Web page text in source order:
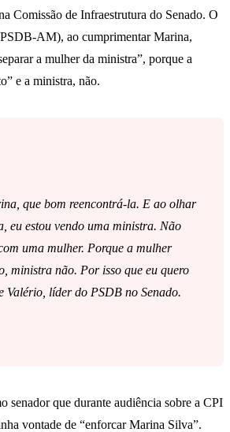
Comissão de Infraestrutura do Senado. O
AM), ao cumprimentar Marina,
a mulher da ministra”, porque a
e a ministra, não.
que bom reencontrá-la. E ao olhar
eu estou vendo uma ministra. Não
uma mulher. Porque a mulher
ministra não. Por isso que eu quero
Valério, líder do PSDB no Senado.
senador que durante audiência sobre a CPI
vontade de “enforcar Marina Silva”.